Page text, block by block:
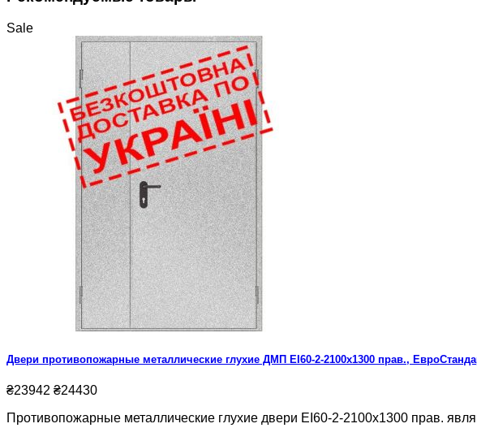
Sale
Двери противопожарные металлические глухие ДМП ЕІ60-2-2100x1300 прав.,
₴23942 ₴24430
Противопожарные металлические глухие двери ЕІ60-2-2100x1300 прав.